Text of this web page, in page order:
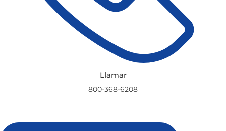
Llamar
800-368-6208